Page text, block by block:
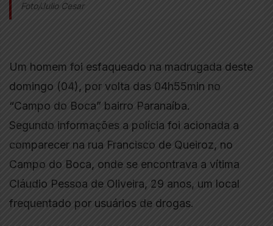
Foto/Julio Cesar
Um homem foi esfaqueado na madrugada deste
domingo (04), por volta das 04h55min no
“Campo do Boca” bairro Paranaíba.
Segundo informações a polícia foi acionada a
comparecer na rua Francisco de Queiroz, no
Campo do Boca, onde se encontrava a vítima
Cláudio Pessoa de Oliveira, 29 anos, um local
frequentado por usuários de drogas.